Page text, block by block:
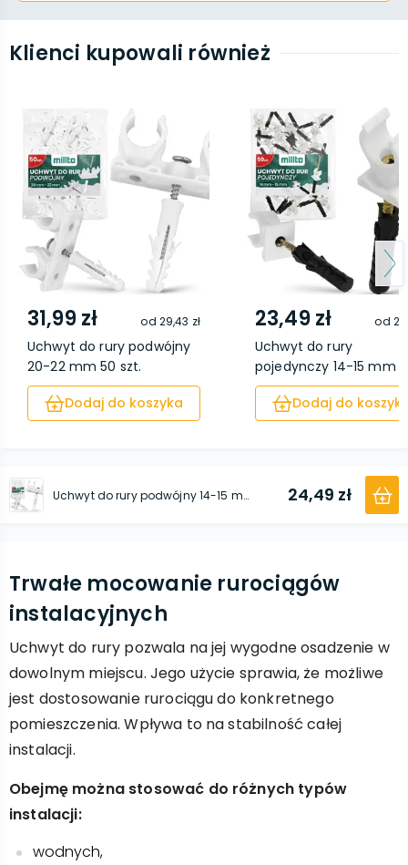
Klienci kupowali również
31,99 zł od 29,43 zł
Uchwyt do rury podwójny
20-22 mm 50 szt.
Dodaj do koszyka
23,49 zł od
Uchwyt do rury
pojedynczy 14-15 mm
sz...
Dodaj do
Uchwyt do rury podwójny 14-15 mm 50 szt. 24,49 zł
Trwałe mocowanie rurociągów
instalacyjnych
Uchwyt do rury pozwala na jej wygodne osadzenie w
dowolnym miejscu. Jego użycie sprawia, że możliwe
jest dostosowanie rurociągu do konkretnego
pomieszczenia. Wpływa to na stabilność całej
instalacji.
Obejmę można stosować do różnych typów
instalacji:
wodnych,